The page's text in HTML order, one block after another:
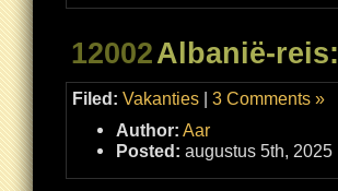
12002Albanië-
Filed: Vakanties | 3 Comments »
Author: Aar
Posted: augustus 5th, 2025